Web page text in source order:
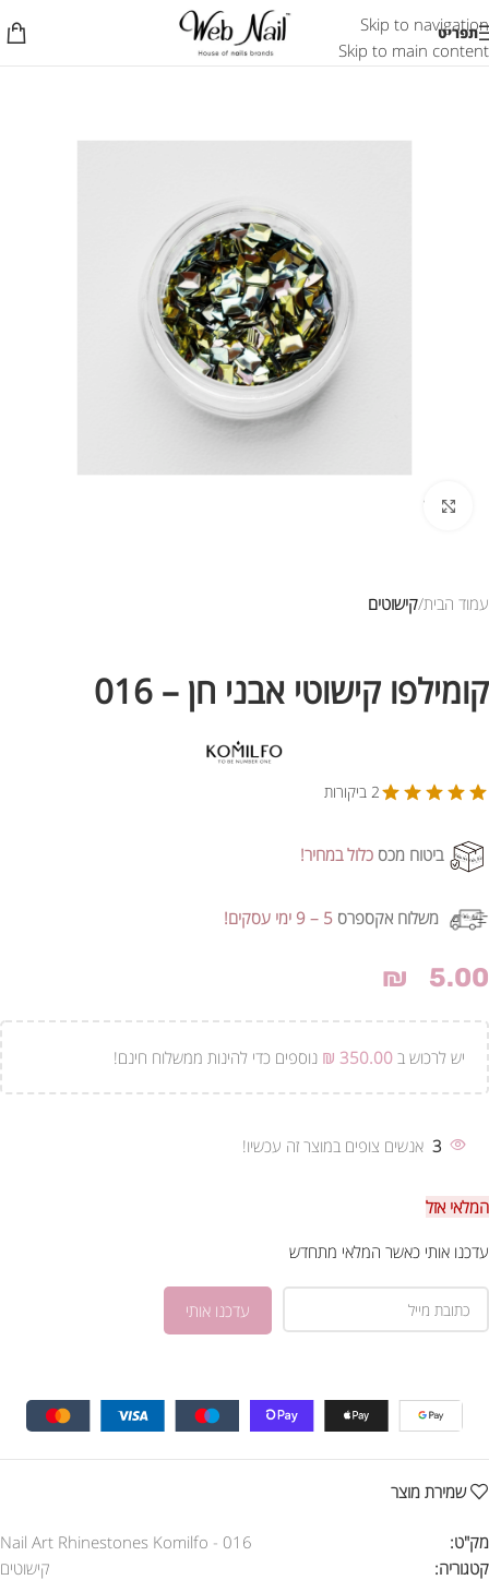
Skip to navigation
Skip to main content
תפריט
אזל המלאי
לחץ להגדלת התמונה
עמוד הבית קישוטים
קומילפו קישוטי אבני חן – 016
2 ביקורות
ביטוח מכס כלול במחיר!
משלוח אקספרס 5 – 9 ימי עסקים!
₪ 5.00
יש לרכוש ב ₪ 350.00 נוספים כדי להינות ממשלוח חינם!
3 אנשים צופים במוצר זה עכשיו!
המלאי אזל
עדכנו אותי כאשר המלאי מתחדש
שמירת מוצר
מק"ט:
Nail Art Rhinestones Komilfo - 016
קטגוריה:
קישוטים